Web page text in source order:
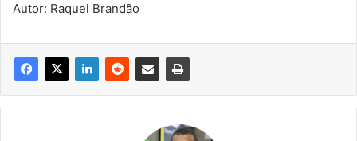
Autor: Raquel Brandão